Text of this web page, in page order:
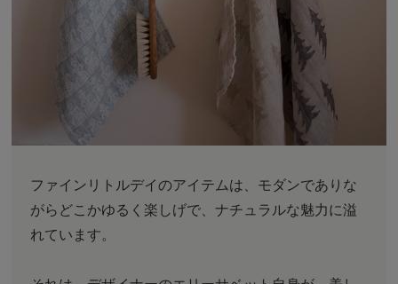
ファインリトルデイのアイテムは、モダンでありな
がらどこかゆるく楽しげで、ナチュラルな魅力に溢
れています。